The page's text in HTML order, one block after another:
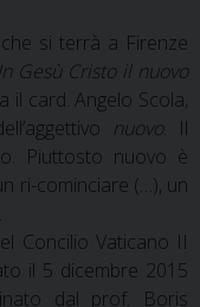
si terrà a Firenze
In Gesù Cristo il nuovo
il card. Angelo Scola,
nuovo. Il
Piuttosto nuovo è
ri-cominciare (…), un
Concilio Vaticano II
il 5 dicembre 2015
dal prof. Boris